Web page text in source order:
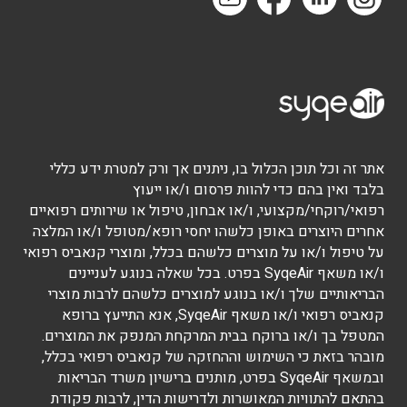
אתר זה וכל תוכן הכלול בו, ניתנים אך ורק למטרת ידע כללי
בלבד ואין בהם כדי להוות פרסום ו/או ייעוץ
רפואי/רוקחי/מקצועי, ו/או אבחון, טיפול או שירותים רפואיים
אחרים היוצרים באופן כלשהו יחסי רופא/מטופל ו/או המלצה
על טיפול ו/או על מוצרים כלשהם בכלל, ומוצרי קנאביס רפואי
ו/או משאף SyqeAir בפרט. בכל שאלה בנוגע לעניינים
הבריאותיים שלך ו/או בנוגע למוצרים כלשהם לרבות מוצרי
קנאביס רפואי ו/או משאף SyqeAir, אנא התייעץ ברופא
המטפל בך ו/או ברוקח בבית המרקחת המנפק את המוצרים.
מובהר בזאת כי השימוש וההחזקה של קנאביס רפואי בכלל,
ובמשאף SyqeAir בפרט, מותנים ברישיון משרד הבריאות
בהתאם להתוויות המאושרות ולדרישות הדין, לרבות פקודת